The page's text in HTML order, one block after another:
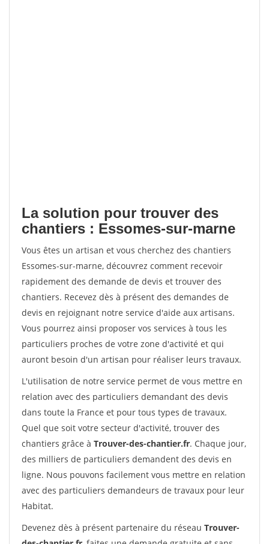
La solution pour trouver des
chantiers : Essomes-sur-marne
Vous êtes un artisan et vous cherchez des chantiers
Essomes-sur-marne, découvrez comment recevoir
rapidement des demande de devis et trouver des
chantiers. Recevez dès à présent des demandes de
devis en rejoignant notre service d'aide aux artisans.
Vous pourrez ainsi proposer vos services à tous les
particuliers proches de votre zone d'activité et qui
auront besoin d'un artisan pour réaliser leurs travaux.
L'utilisation de notre service permet de vous mettre en
relation avec des particuliers demandant des devis
dans toute la France et pour tous types de travaux.
Quel que soit votre secteur d'activité, trouver des
chantiers grâce à Trouver-des-chantier.fr. Chaque jour,
des milliers de particuliers demandent des devis en
ligne. Nous pouvons facilement vous mettre en relation
avec des particuliers demandeurs de travaux pour leur
Habitat.
Devenez dès à présent partenaire du réseau Trouver-